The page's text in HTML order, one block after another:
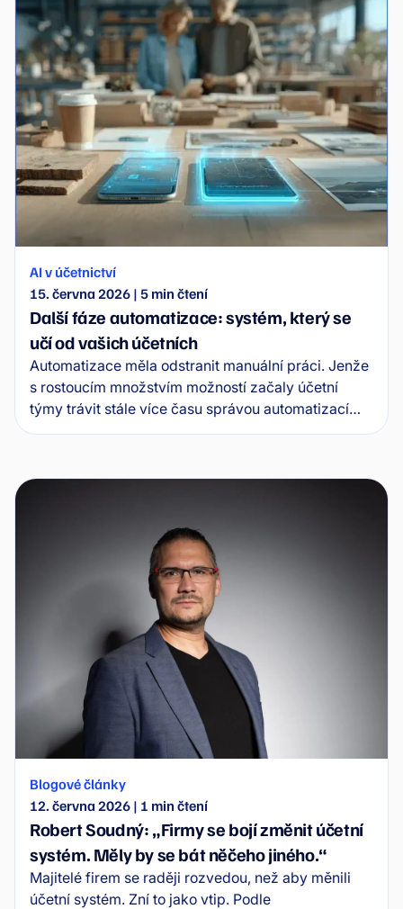
AI v účetnictví
15. června 2026 | 5 min čtení
Další fáze automatizace: systém, který se
učí od vašich účetních
Automatizace měla odstranit manuální práci. Jenže
s rostoucím množstvím možností začaly účetní
týmy trávit stále více času správou automatizací
samotných. Wflow nyní přichází s další fází
reálného účetního chování a sám navrhuje pravidla
Blogové články
12. června 2026 | 1 min čtení
Robert Soudný: „Firmy se bojí změnit účetní
systém. Měly by se bát něčeho jiného.“
Majitelé firem se raději rozvedou, než aby měnili
účetní systém. Zní to jako vtip. Podle